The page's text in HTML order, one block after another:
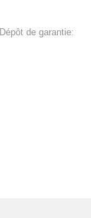
Dépôt de garantie: